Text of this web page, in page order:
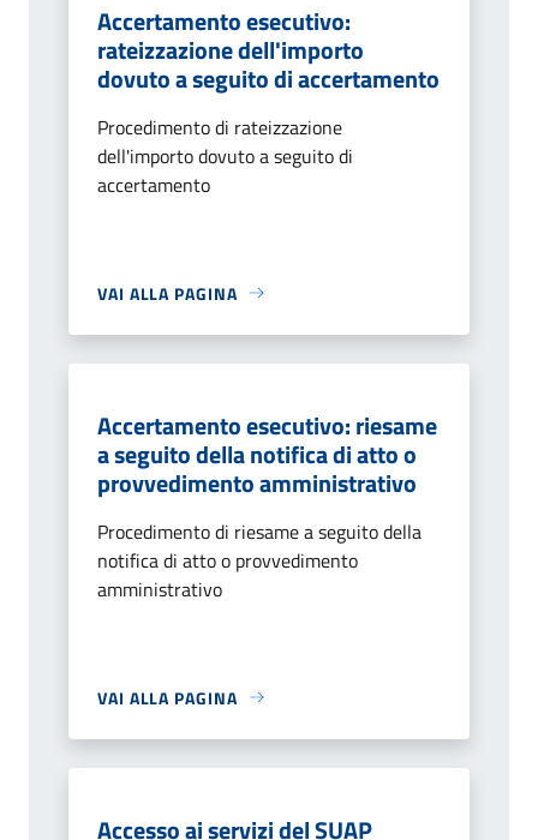
Accertamento esecutivo:
rateizzazione dell'importo
dovuto a seguito di accertamento
Procedimento di rateizzazione
dell'importo dovuto a seguito di
accertamento
VAI ALLA PAGINA
Accertamento esecutivo: riesame
a seguito della notifica di atto o
provvedimento amministrativo
Procedimento di riesame a seguito della
notifica di atto o provvedimento
amministrativo
VAI ALLA PAGINA
Accesso ai servizi del SUAP